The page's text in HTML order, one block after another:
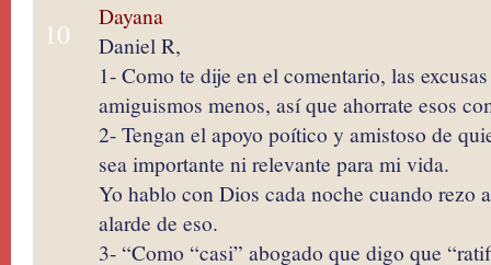
10
Dayana
Daniel R,
1- Como te dije en el comentario, las
amiguismos menos, así que ahorrate esos
2- Tengan el apoyo poítico y amistoso de
sea importante ni relevante para mi vida.
Yo hablo con Dios cada noche cuando rezo
alarde de eso.
3- “Como “casi” abogado que digo que